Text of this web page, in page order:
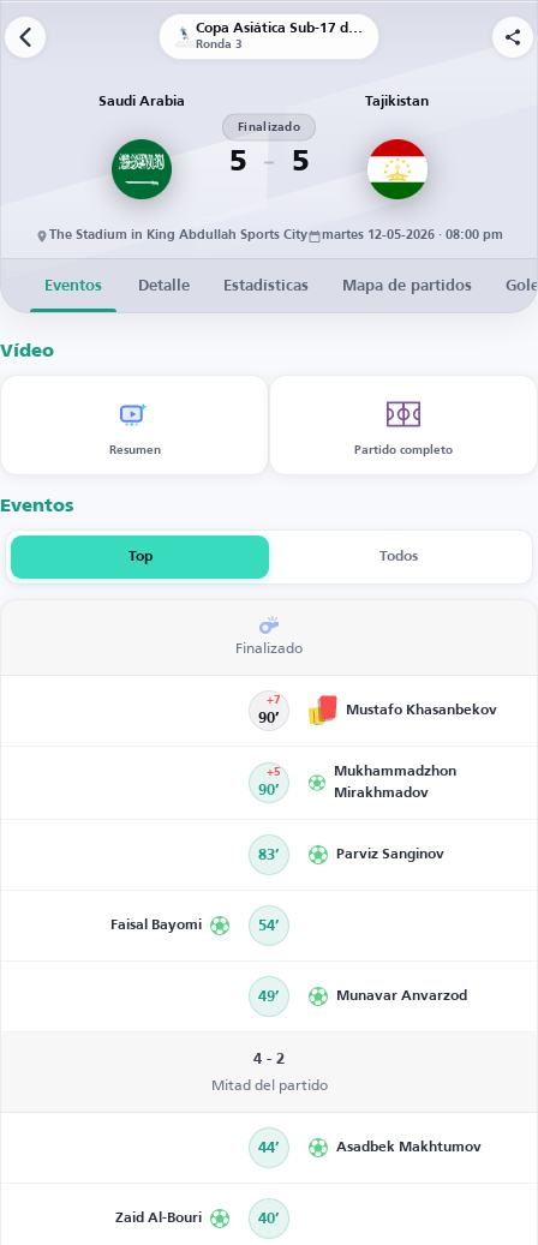
Copa Asiática Sub-17 de la AFC
Ronda 3
Saudi Arabia
5
Finalizado
5
Tajikistan
The Stadium in King Abdullah Sports City martes 12-05-2026 · 08:00 pm
Eventos Detalle Estadísticas Mapa de partidos
Vídeo
Resumen Partido completo
Eventos
Top Todos
Finalizado
90’
+7
Mustafo Khasanbekov
90’
+5
Mukhammadzhon
Mirakhmadov
83’ Parviz Sanginov
Faisal Bayomi 54’
49’ Munavar Anvarzod
4 - 2
Mitad del partido
44’ Asadbek Makhtumov
Zaid Al-Bouri 40’